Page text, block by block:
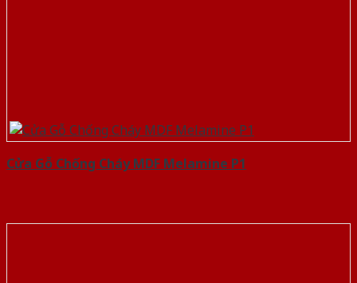
Cửa Gỗ Chống Cháy MDF Melamine P1